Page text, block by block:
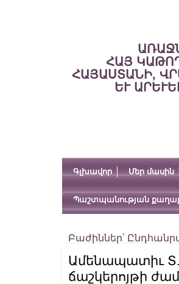
ՀԱՅ
ՀԱՅԱՍՏԱՆԻ,
ԵՒ
Գլխավոր Մեր մասին
Պաշտպանության
Բաժիններ՝
Ամենապատիւ
ճաշկերոյթի